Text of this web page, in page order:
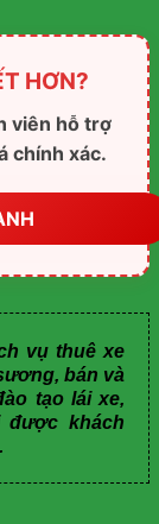
HƠN?
viên hỗ trợ
chính xác.
vụ thuê xe
bán và
tạo lái xe,
được khách